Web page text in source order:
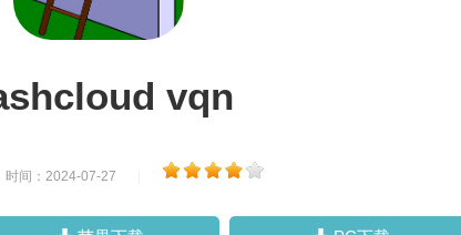
vqn
时间：2024-07-27